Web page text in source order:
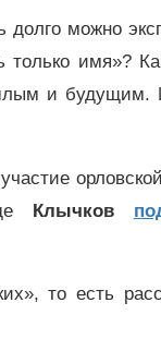
можно
имя»?
и
Клычков
то есть